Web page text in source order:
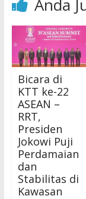
Anda
Bicara di
KTT ke-22
ASEAN –
RRT,
Presiden
Jokowi Puji
Perdamaian
dan
Stabilitas di
Kawasan